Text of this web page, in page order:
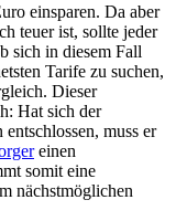
einsparen. Da aber
teuer ist, sollte jeder
sich in diesem Fall
Tarife zu suchen,
Dieser
Hat sich der
muss er
einen
somit eine
nächstmöglichen